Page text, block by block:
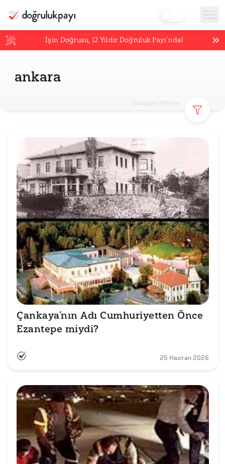
İşin Doğrusu,12 Yıldır Doğruluk Payı’nda!
ankara
Sonuçları filtrele
Çankaya’nın Adı Cumhuriyetten Önce
Ezantepe miydi?
25 Haziran 2026